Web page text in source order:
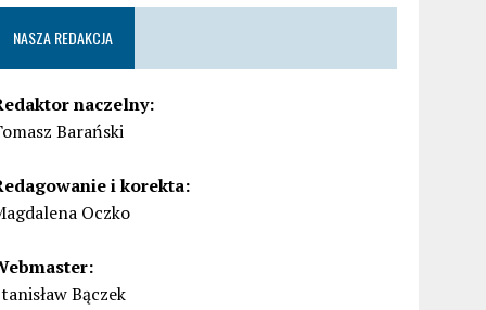
NASZA REDAKCJA
naczelny:
Barański
i korekta:
Oczko
Bączek